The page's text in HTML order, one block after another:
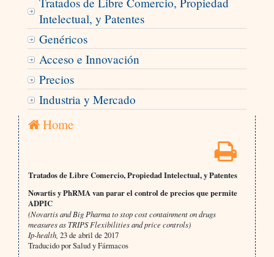
Intelectual, y Patentes
Genéricos
Acceso e Innovación
Precios
Industria y Mercado
Home
Tratados de Libre Comercio, Propiedad Intelectual, y Patentes
Novartis y PhRMA van parar el control de precios que permite
ADPIC
(Novartis and Big Pharma to stop cost containment on drugs
measures as TRIPS Flexibilities and price controls)
Ip-health, 23 de abril de 2017
Traducido por Salud y Fármacos